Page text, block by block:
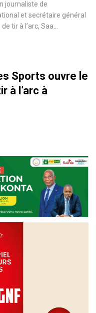
journaliste de
et secrétaire général
tir à l’arc, Saa…
Sports ouvre le
à l’arc à